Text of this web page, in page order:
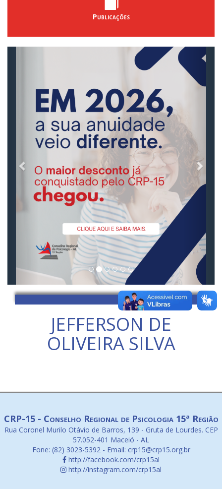
Publicações
JEFFERSON DE
OLIVEIRA SILVA
CRP-15 - Conselho Regional de Psicologia 15ª Região
Rua Coronel Murilo Otávio de Barros, 139 - Gruta de Lourdes. CEP
57.052-401 Maceió - AL
Fone: (82) 3023-5392 - Email: crp15@crp15.org.br
http://facebook.com/crp15al
http://instagram.com/crp15al